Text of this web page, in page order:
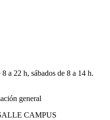
a 22 h, sábados de 8 a 14 h.
general
CAMPUS